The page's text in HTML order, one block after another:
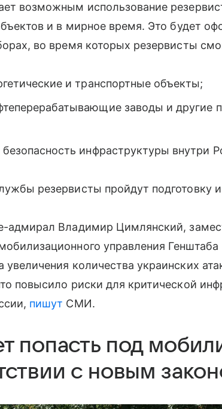
возможным использование
и в мирное время. Это будет
во время которых резервисты
и транспортные объекты;
заводы и другие
безопасность инфраструктуры внутри
резервисты пройдут подготовку
адмирал Владимир Цимлянский,
управления
увеличения количества украинских
повысило риски для критической
пишут СМИ.
попасть под
с новым